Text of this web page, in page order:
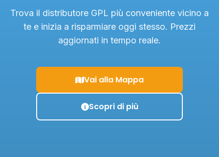
Trova il distributore GPL più conveniente vicino a
te e inizia a risparmiare oggi stesso. Prezzi
aggiornati in tempo reale.
Vai alla Mappa
Scopri di più